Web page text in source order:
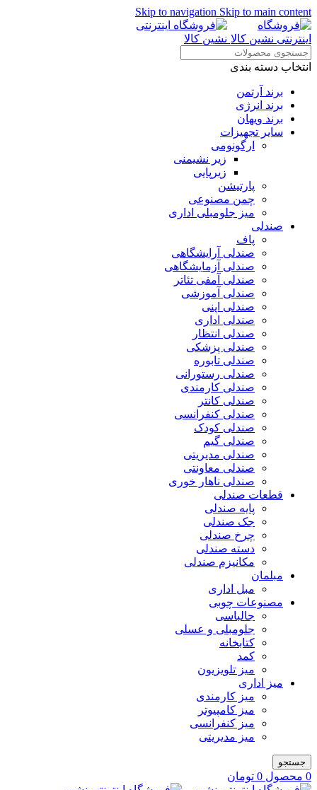
Skip to navigation Skip to main content
انتخاب دسته بندی
برند آرتمن
برند انرژی
برند ویهان
سایر تجهیزات
ارگونومی
زیر نشیمنی
زیرپایی
پارتیشن
چمن مصنوعی
میز جلومبلی اداری
صندلی
پاف
صندلی آرایشگاهی
صندلی آزمایشگاهی
صندلی آمفی تئاتر
صندلی آموزشی
صندلی اپنی
صندلی اداری
صندلی انتظار
صندلی پزشکی
صندلی تابوره
صندلی رستورانی
صندلی کارمندی
صندلی کانتر
صندلی کنفرانسی
صندلی کودک
صندلی گیم
صندلی مدیریتی
صندلی معاونتی
صندلی ناهار خوری
قطعات صندلی
پایه صندلی
جک صندلی
چرخ صندلی
دسته صندلی
مکانیزم صندلی
مبلمان
مبل اداری
مصنوعات چوبی
جالباسی
جلومبلی و عسلی
کتابخانه
کمد
میز تلویزیون
میز اداری
میز کارمندی
میز کامپیوتر
میز کنفرانسی
میز مدیریتی
جستجو
0 محصول 0 تومان